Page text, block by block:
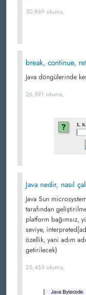
30,869 okuma,
break, continue,
Java döngülerinde
26,591 okuma,
Java nedir, nasıl
Java Sun
tarafından
platform bağımsız,
seviye,
özellik, yani adım
getirilecek)
25,453 okuma,